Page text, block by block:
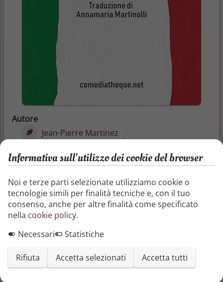
Autore
Jean-Pierre Martinez
25/09/2023
I pochi abitanti rimasti di un paese sperduto ormai
destinato a scomparire, dimenticato da Dio e
circondato dall’autostrada, decidono di inventarsi
uno scoop per attirare i turisti. Ma non è così facile
trasformare il peggior paese d’Italia in una meta
Segnala o richiedi rimozione
Informativa sull'utilizzo dei cookie del browser
Noi e terze parti selezionate utilizziamo cookie o
tecnologie simili per finalità tecniche e, con il tuo
consenso, anche per altre finalità come specificato
nella cookie policy.
Necessari
Statistiche
Rifiuta Accetta selezionati Accetta tutti